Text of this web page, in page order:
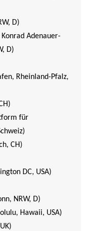
D)
Adenauer-
D)
Rheinland-Pfalz,
für
CH)
DC, USA)
NRW, D)
Hawaii, USA)